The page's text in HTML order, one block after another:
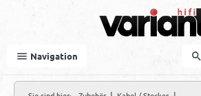
Navigation